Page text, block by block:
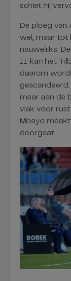
schiet hij
De ploeg van
wel, maar tot
nauwelijks.
II kan het
daarom wordt
maar aan de
vlak voor
Mbayo
doorgaat.